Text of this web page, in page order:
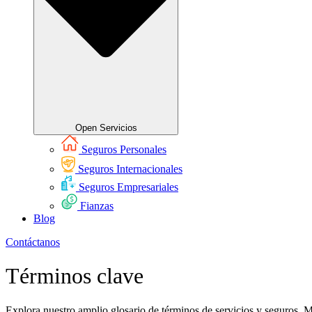
Open Servicios
Seguros Personales
Seguros Internacionales
Seguros Empresariales
Fianzas
Blog
Contáctanos
Términos clave